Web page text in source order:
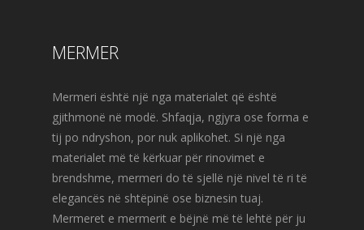
MERMER
Mermeri është një nga materialet që është
gjithmonë në modë. Shfaqja, ngjyra ose forma e
tij po ndryshon, por nuk aplikohet. Si një nga
materialet më të kërkuar për rinovimet e
brendshme, mermeri do të sjellë një nivel të ri të
elegancës në shtëpinë ose biznesin tuaj.
Mermeret e mermerit e bëjnë më të lehtë për ju